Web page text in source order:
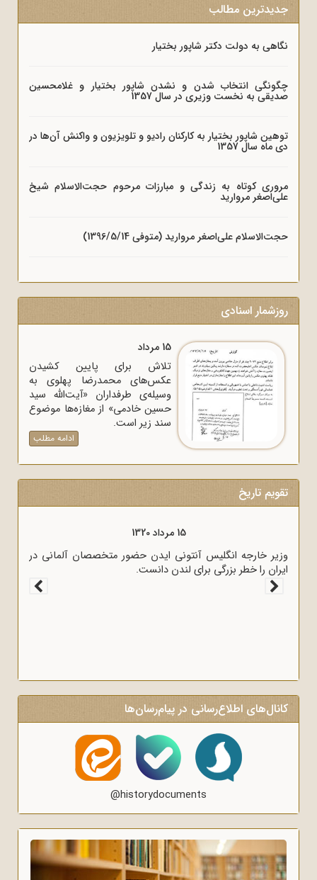
جدیدترین مطالب
نگاهی به دولت دکتر شاپور بختیار
چگونگی انتخاب شدن و نشدن شاپور بختیار و غلامحسین
صدیقی به نخست وزیری در سال 1357
توهین شاپور بختیار به کارکنان رادیو و تلویزیون و واکنش آن‌ها در
دی ماه سال 1357
مروری کوتاه به زندگی و مبارزات مرحوم حجت‌الاسلام شیخ
علی‌اصغر مروارید
حجت‌الاسلام علی‌اصغر مروارید (متوفی 1396/5/14)
روزشمار اسنادی
15 مرداد
تلاش برای پایین کشیدن
عکس‌های محمدرضا پهلوی به
وسیله‌ی طرفداران «آیت‌الله سید
حسین خادمی» از مغازه‌ها موضوع
سند زیر است.
ادامه مطلب
تقویم تاریخ
15 مرداد 1320
وزیر خارجه انگلیس آنتونی ایدن حضور متخصصان آلمانی در
ایران را خطر بزرگی برای لندن دانست.
کانال‌های اطلاع‌رسانی در پیام‌رسان‌ها
@historydocuments